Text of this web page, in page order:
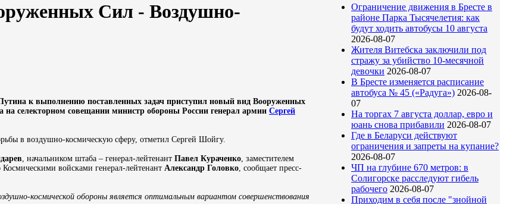
Сил - Воздушно-
к выполнению поставленных задач приступил новый вид Вооруженных
селекторном совещании министр обороны России генерал армии Сергей
в воздушно-космическую сферу, отметил Сергей Шойгу.
, начальником штаба – генерал-лейтенант Павел Кураченко , заместителем
войсками генерал-лейтенант Александр Головко , сообщает пресс-
космической обороны является оптимальным вариантом совершенствования
Ограничение движения в Бресте в
районе Парка Тысячелетия: как
будут ходить автобусы 10 августа
2026-08-07
Жителя Витебска заключили под
стражу за убийство 10-месячной
девочки 2026-08-07
В Бресте изменяется расписание
автобуса № 45 («Радуга») 2026-08-
07
На торгах 7 августа доллар, евро и
юань снова прибавили 2026-08-07
Где в Беларуси действуют
ограничения и запреты на купание?
2026-08-07
ЧП на глубине 670 метров: в
Солигорске расследуют гибель
рабочего 2026-08-07
Приходим в себя после "знойной